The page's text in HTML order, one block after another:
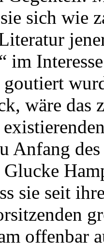
sich wie
im
goutiert
wäre das
Anfang
sie seit
offenbar